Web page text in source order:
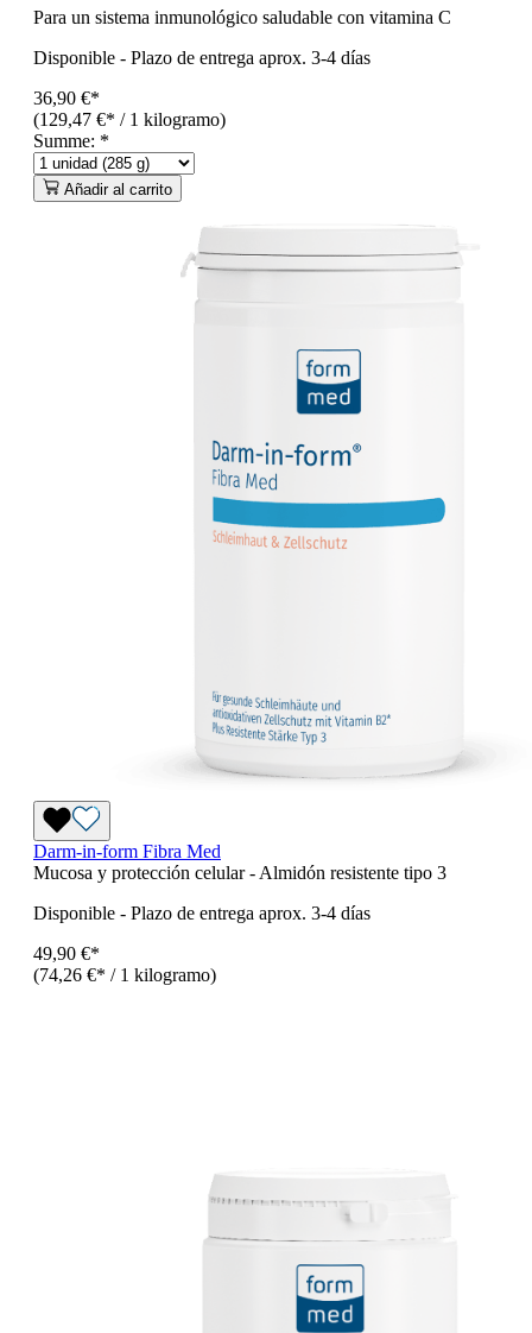
Para un sistema inmunológico saludable con vitamina C
Disponible - Plazo de entrega aprox. 3-4 días
36,90 €*
(129,47 €* / 1 kilogramo)
Summe: *
Añadir al carrito
Darm-in-form Fibra Med
Mucosa y protección celular - Almidón resistente tipo 3
Disponible - Plazo de entrega aprox. 3-4 días
49,90 €*
(74,26 €* / 1 kilogramo)